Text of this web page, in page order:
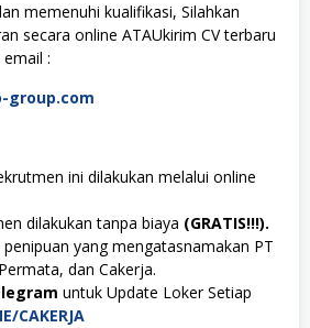
memenuhi kualifikasi, Silahkan
secara online ATAUkirim CV terbaru
:
group.com
ini dilakukan melalui online
dilakukan tanpa biaya (GRATIS!!!).
yang mengatasnamakan PT
dan Cakerja.
untuk Update Loker Setiap
CAKERJA